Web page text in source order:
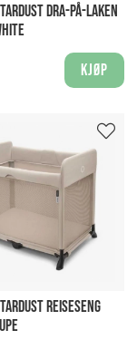
DRA-PÅ-LAKEN
Kjøp
REISESENG